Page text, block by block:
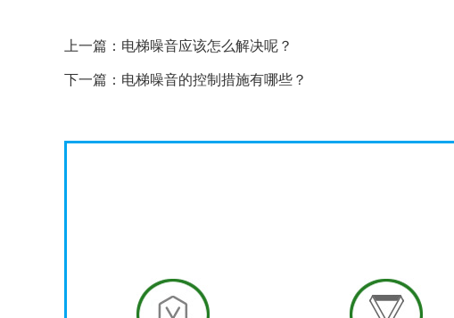
上一篇： 电梯噪音应该怎么解决呢？
下一篇： 电梯噪音的控制措施有哪些？